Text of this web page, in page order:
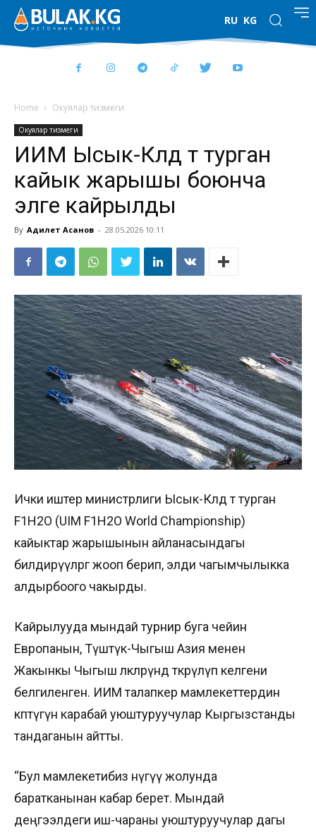
RU KG
Home Окуялар тизмеги
Окуялар тизмеги
ИИМ Ысык-Көлдө өтө турган
кайык жарышы боюнча
элге кайрылды
By Адилет Асанов - 28.05.2026 10:11
Ички иштер министрлиги Ысык-Көлдө өтө турган
F1H2O (UIM F1H2O World Championship)
кайыктар жарышынын айланасындагы
билдирүүлөргө жооп берип, элди чагымчылыкка
алдырбоого чакырды.
Кайрылууда мындай турнир буга чейин
Европанын, Түштүк-Чыгыш Азия менен
Жакынкы Чыгыш өлкөлөрүндө өткөрүлүп келгени
белгиленген. ИИМ талапкер мамлекеттердин
көптүгүнө карабай уюштуруучулар Кыргызстанды
тандаганын айтты.
“Бул мамлекетибиз өнүгүү жолунда
баратканынан кабар берет. Мындай
деңгээлдеги иш-чараны уюштуруучулар дагы